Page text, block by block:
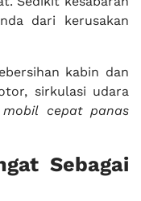
dari kerusakan
kabin dan
sirkulasi udara
mobil cepat panas
Sebagai